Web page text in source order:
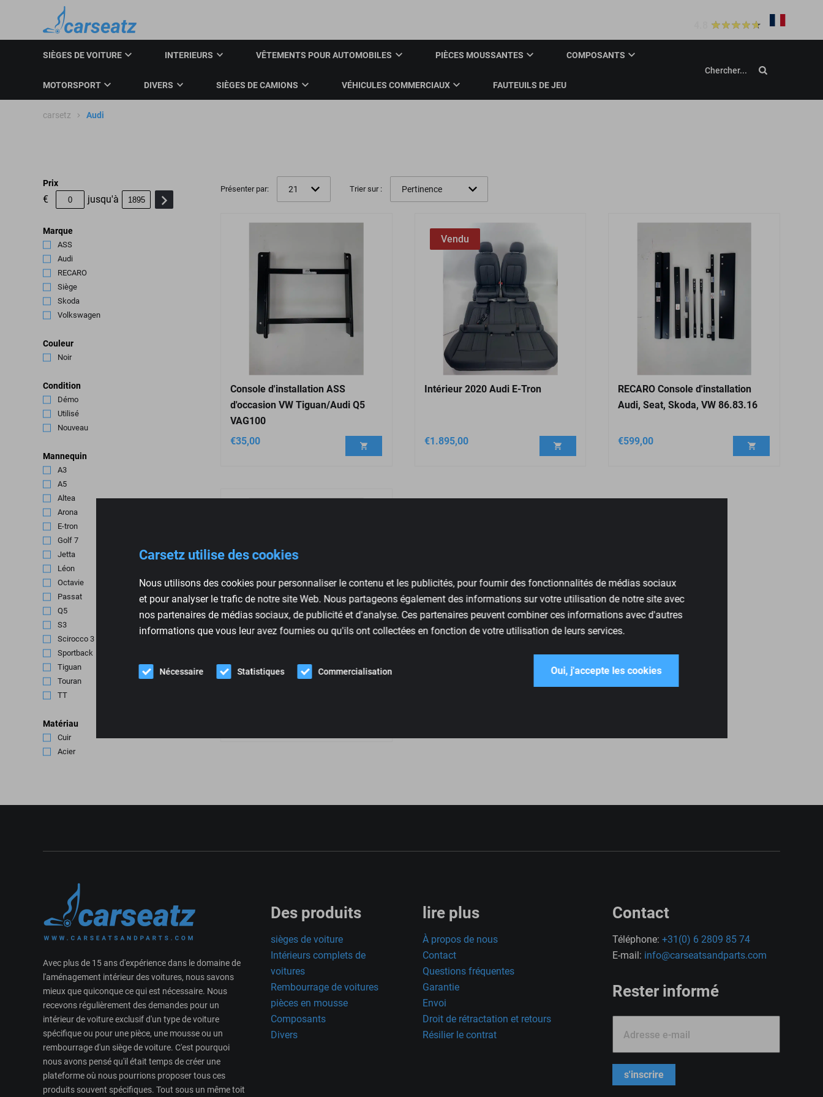
Carsetz utilise des cookies
Nous utilisons des cookies pour personnaliser le contenu et les publicités, pour fournir des fonctionnalités de médias sociaux
et pour analyser le trafic de notre site Web. Nous partageons également des informations sur votre utilisation de notre site avec
nos partenaires de médias sociaux, de publicité et d'analyse. Ces partenaires peuvent combiner ces informations avec d'autres
informations que vous leur avez fournies ou qu'ils ont collectées en fonction de votre utilisation de leurs services.
Nécessaire Statistiques Commercialisation Oui, j'accepte les cookies
SIÈGES DE VOITURE INTERIEURS VÊTEMENTS POUR AUTOMOBILES PIÈCES MOUSSANTES COMPOSANTS
MOTORSPORT DIVERS SIÈGES DE CAMIONS VÉHICULES COMMERCIAUX FAUTEUILS DE JEU
Chercher...
carsetz Audi
Prix
€ jusqu'à
Marque
ASS
Audi
RECARO
Siège
Skoda
Volkswagen
Couleur
Noir
Condition
Démo
Utilisé
Nouveau
Mannequin
A3
A5
Altea
Arona
E-tron
Golf 7
Jetta
Léon
Octavie
Passat
Q5
S3
Scirocco 3
Sportback
Tiguan
Touran
TT
Matériau
Cuir
Acier
Présenter par: Trier sur :
Console d'installation ASS
d'occasion VW Tiguan/Audi Q5
VAG100
€35,00
Vendu
Intérieur 2020 Audi E-Tron
€1.895,00
RECARO Console d'installation
Audi, Seat, Skoda, VW 86.83.16
€599,00
RECARO Console d'installation
Audi, VW, Skoda, Seat 87.11.15
Avec plus de 15 ans d'expérience dans le domaine de
l'aménagement intérieur des voitures, nous savons
mieux que quiconque ce qui est nécessaire. Nous
recevons régulièrement des demandes pour un
intérieur de voiture exclusif d'un type de voiture
spécifique ou pour une pièce, une mousse ou un
rembourrage d'un siège de voiture. C'est pourquoi
nous avons pensé qu'il était temps de créer une
plateforme où nous pourrions proposer tous ces
produits souvent spécifiques. Tout sous un même toit
Des produits
sièges de voiture
Intérieurs complets de
voitures
Rembourrage de voitures
pièces en mousse
Composants
Divers
lire plus
À propos de nous
Contact
Questions fréquentes
Garantie
Envoi
Droit de rétractation et retours
Résilier le contrat
Contact
Téléphone: +31(0) 6 2809 85 74
E-mail: info@carseatsandparts.com
Rester informé
Adresse e-mail
s'inscrire